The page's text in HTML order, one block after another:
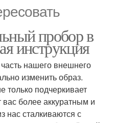
пробор в
инструкция
нашего внешнего
изменить образ.
подчеркивает
более аккуратным и
нас сталкиваются с